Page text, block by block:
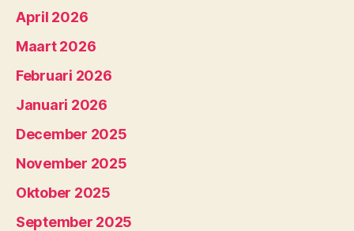
April 2026
Maart 2026
Februari 2026
Januari 2026
December 2025
November 2025
Oktober 2025
September 2025